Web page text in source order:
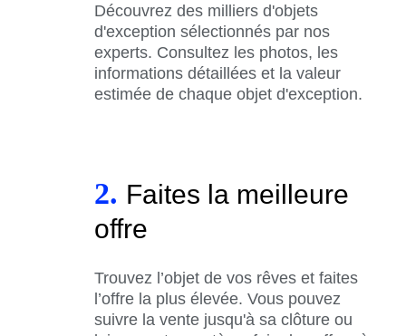
Découvrez des milliers d'objets
d'exception sélectionnés par nos
experts. Consultez les photos, les
informations détaillées et la valeur
estimée de chaque objet d'exception.
2. Faites la meilleure
offre
Trouvez l’objet de vos rêves et faites
l’offre la plus élevée. Vous pouvez
suivre la vente jusqu'à sa clôture ou